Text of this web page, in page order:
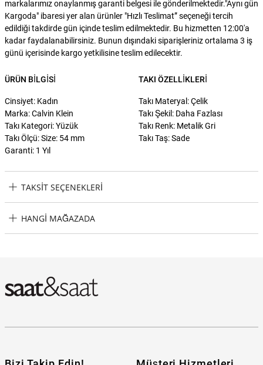
markalarımız onaylanmış garanti belgesi ile gönderilmektedir."Aynı gün
Kargoda" ibaresi yer alan ürünler "Hızlı Teslimat” seçeneği tercih
edildiği takdirde gün içinde teslim edilmektedir. Bu hizmetten 12:00'a
kadar faydalanabilirsiniz. Bunun dışındaki siparişleriniz ortalama 3 iş
günü içerisinde kargo yetkilisine teslim edilecektir.
ÜRÜN BILGISI
Cinsiyet: Kadın
Marka: Calvin Klein
Takı Kategori: Yüzük
Takı Ölçü: Size: 54 mm
Garanti: 1 Yıl
TAKI ÖZELLIKLERI
Takı Materyal: Çelik
Takı Şekil: Daha Fazlası
Takı Renk: Metalik Gri
Takı Taş: Sade
TAKSIT SEÇENEKLERI
Seçenekleri
HANGI MAĞAZADA